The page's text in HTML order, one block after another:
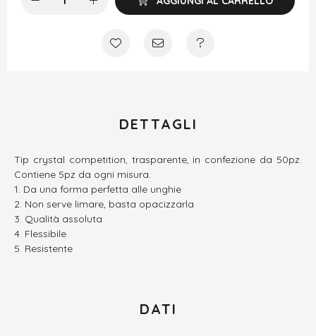
DETTAGLI
Tip crystal competition, trasparente, in confezione da 50pz.
Contiene 5pz da ogni misura.
Da una forma perfetta alle unghie
Non serve limare, basta opacizzarla
Qualità assoluta
Flessibile
Resistente
DATI